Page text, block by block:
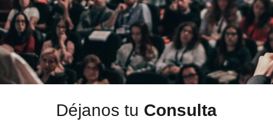
Déjanos tu Consulta